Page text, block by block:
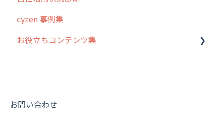
7. 初心者向けよくある質問集
8. 用語集
【業界業種別】cyzen設定方法
報告書・行動種別
勤怠管理
帳票出力
日報
履歴
パフォーマンス
ステータス・主観
報告書・行動種別
活動通知
安全走行支援
写真管理・高画質化
その他オプション
GPS・位置情報 について
ルート自動記録 について
報告書について
cyzen 事例集
お役立ちコンテンツ集
動画集：共通
お問い合わせ